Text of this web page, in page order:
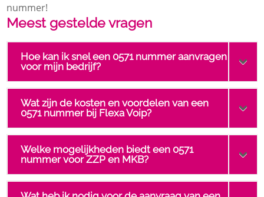
nummer!
Meest gestelde vragen
Hoe kan ik snel een 0571 nummer aanvragen
voor mijn bedrijf?
Wat zijn de kosten en voordelen van een
0571 nummer bij Flexa Voip?
Welke mogelijkheden biedt een 0571
nummer voor ZZP en MKB?